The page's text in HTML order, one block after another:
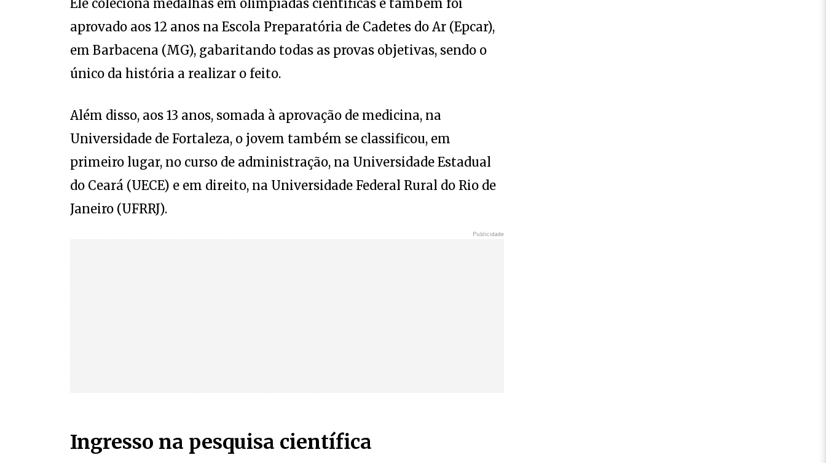
aprovado aos 12 anos na Escola Preparatória de Cadetes do Ar (Epcar),
em Barbacena (MG), gabaritando todas as provas objetivas, sendo o
único da história a realizar o feito.
Universidade de Fortaleza, o jovem também se classificou, em
primeiro lugar, no curso de administração, na Universidade Estadual
do Ceará (UECE) e em direito, na Universidade Federal Rural do Rio de
Janeiro (UFRRJ).
Ingresso na pesquisa científica
Após acompanhar o progresso de Caio, Fabiano de Abreu Agrela, PhD
neurocientista, chefe do departamento de Ciências e Tecnologia Logos
University International, UniLogos, nos Estados Unidos, o convidou
para integrar sua equipe de pesquisadores.
“No Brasil há uma falta de pesquisadores, principalmente bons e
conta Agrela, ao explicar os motivos para o convite.